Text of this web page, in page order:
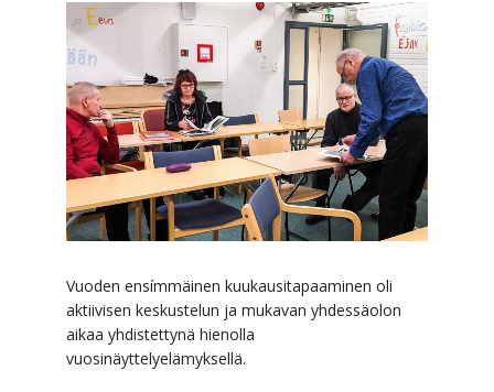
Vuoden ensímmäinen kuukausitapaaminen oli
aktiivisen keskustelun ja mukavan yhdessäolon
aikaa yhdistettynä hienolla
vuosinäyttelyelämyksellä.